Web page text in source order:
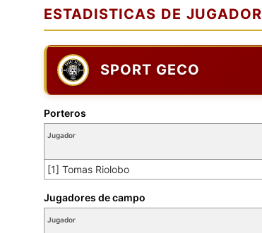
ESTADISTICAS DE JUGADOR
SPORT GECO
Jugador
[1] Tomas Riolobo
Porteros
Jugador
Jugadores de campo